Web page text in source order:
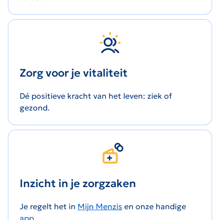
Zorg voor je vitaliteit
Dé positieve kracht van het leven: ziek of
gezond.
Inzicht in je zorgzaken
Je regelt het in Mijn Menzis en onze handige